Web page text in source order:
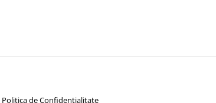
Politica de Confidentialitate